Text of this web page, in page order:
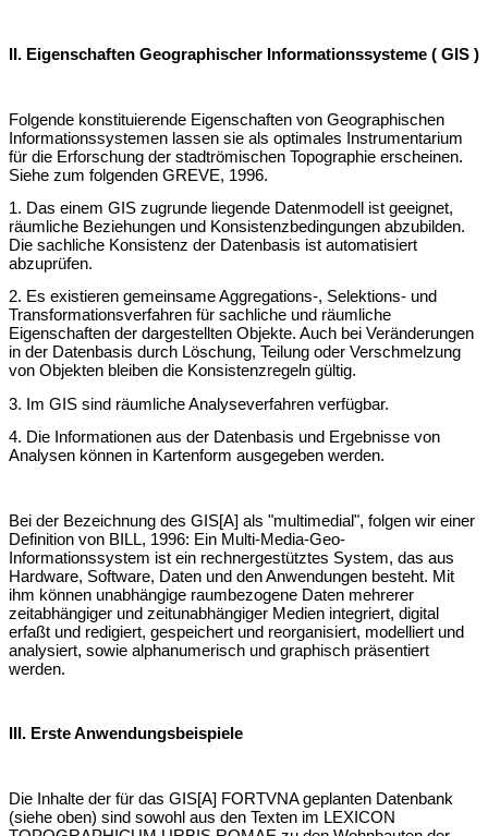
II. Eigenschaften Geographischer Informationssysteme ( GIS )
Folgende konstituierende Eigenschaften von Geographischen
Informationssystemen lassen sie als optimales Instrumentarium
für die Erforschung der stadtrömischen Topographie erscheinen.
Siehe zum folgenden GREVE, 1996.
1. Das einem GIS zugrunde liegende Datenmodell ist geeignet,
räumliche Beziehungen und Konsistenzbedingungen abzubilden.
Die sachliche Konsistenz der Datenbasis ist automatisiert
abzuprüfen.
2. Es existieren gemeinsame Aggregations-, Selektions- und
Transformationsverfahren für sachliche und räumliche
Eigenschaften der dargestellten Objekte. Auch bei Veränderungen
in der Datenbasis durch Löschung, Teilung oder Verschmelzung
von Objekten bleiben die Konsistenzregeln gültig.
3. Im GIS sind räumliche Analyseverfahren verfügbar.
4. Die Informationen aus der Datenbasis und Ergebnisse von
Analysen können in Kartenform ausgegeben werden.
Bei der Bezeichnung des GIS[A] als "multimedial", folgen wir einer
Definition von BILL, 1996: Ein Multi-Media-Geo-
Informationssystem ist ein rechnergestütztes System, das aus
Hardware, Software, Daten und den Anwendungen besteht. Mit
ihm können unabhängige raumbezogene Daten mehrerer
zeitabhängiger und zeitunabhängiger Medien integriert, digital
erfaßt und redigiert, gespeichert und reorganisiert, modelliert und
analysiert, sowie alphanumerisch und graphisch präsentiert
werden.
III. Erste Anwendungsbeispiele
Die Inhalte der für das GIS[A] FORTVNA geplanten Datenbank
(siehe oben) sind sowohl aus den Texten im LEXICON